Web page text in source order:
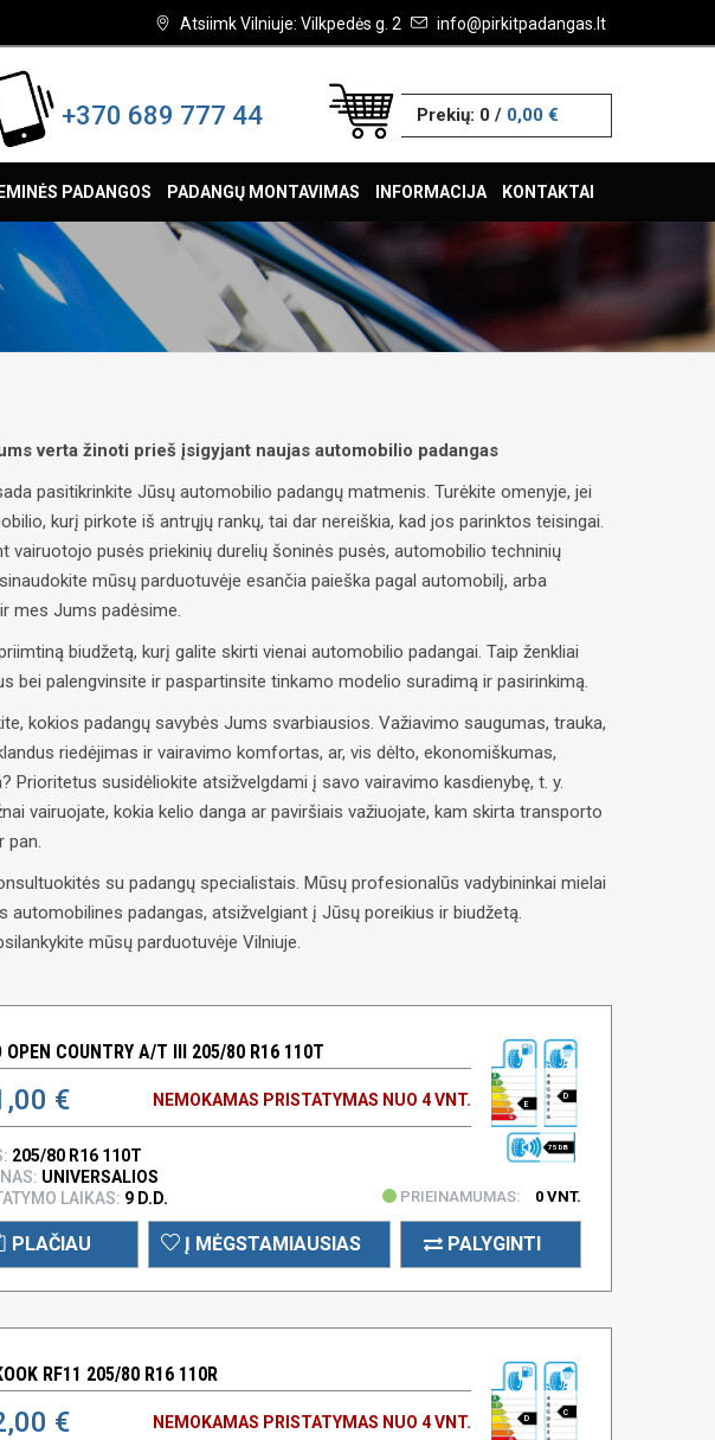
Atsiimk Vilniuje: Vilkpedės g. 2 info@pirkitpadangas.lt
+370 689 777 44 Prekių: 0/ 0,00 €
PADANGOS PADANGŲ MONTAVIMAS INFORMACIJA KONTAKTAI
verta žinoti prieš įsigyjant naujas automobilio padangas
pasitikrinkite Jūsų automobilio padangų matmenis. Turėkite omenyje, jei
kurį pirkote iš antrųjų rankų, tai dar nereiškia, kad jos parinktos teisingai.
vairuotojo pusės priekinių durelių šoninės pusės, automobilio techninių
mūsų parduotuvėje esančia paieška pagal automobilį, arba
mes Jums padėsime.
biudžetą, kurį galite skirti vienai automobilio padangai. Taip ženkliai
bei palengvinsite ir paspartinsite tinkamo modelio suradimą ir pasirinkimą.
kokios padangų savybės Jums svarbiausios. Važiavimo saugumas, trauka,
riedėjimas ir vairavimo komfortas, ar, vis dėlto, ekonomiškumas,
Prioritetus susidėliokite atsižvelgdami į savo vairavimo kasdienybę, t. y.
vairuojate, kokia kelio danga ar paviršiais važiuojate, kam skirta transporto
pan.
su padangų specialistais. Mūsų profesionalūs vadybininkai mielai
padangas, atsižvelgiant į Jūsų poreikius ir biudžetą.
mūsų parduotuvėje Vilniuje.
OPEN COUNTRY A/T III 205/80 R16 110T
€ NEMOKAMAS PRISTATYMAS NUO 4 VNT. E
D
75 DB
205/80 R16 110T
UNIVERSALIOS
LAIKAS: 9 D.D. PRIEINAMUMAS: 0 VNT.
PLAČIAU Į MĖGSTAMIAUSIAS PALYGINTI
RF11 205/80 R16 110R
€ NEMOKAMAS PRISTATYMAS NUO 4 VNT. D
C